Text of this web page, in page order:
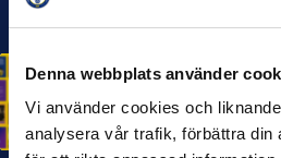
Denna webbplats använder
Vi använder cookies och
analysera vår trafik, förbättra din
HÅLLBARHET
rapport om
samhällskraft
22 JUN 2026